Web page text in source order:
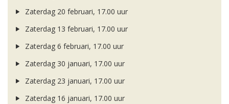
Zaterdag 20 februari, 17.00 uur
Zaterdag 13 februari, 17.00 uur
Zaterdag 6 februari, 17.00 uur
Zaterdag 30 januari, 17.00 uur
Zaterdag 23 januari, 17.00 uur
Zaterdag 16 januari, 17.00 uur